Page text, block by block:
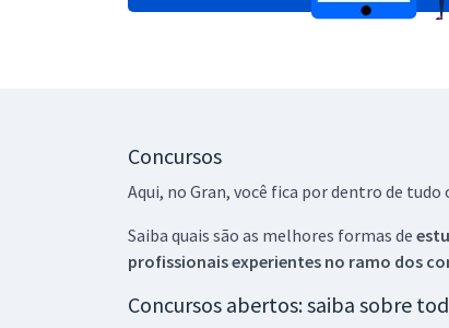
Concursos
Aqui, no Gran, você fica por dentro de
Saiba quais são as melhores formas de
profissionais experientes no ramo dos
Concursos abertos: saiba sobre